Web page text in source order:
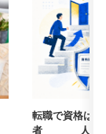
転職で資格は武
者405人に聞